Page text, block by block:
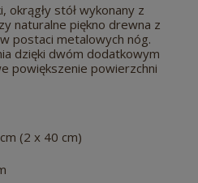
okrągły stół wykonany z
naturalne piękno drewna z
postaci metalowych nóg.
dzięki dwóm dodatkowym
powiększenie powierzchni
(2 x 40 cm)